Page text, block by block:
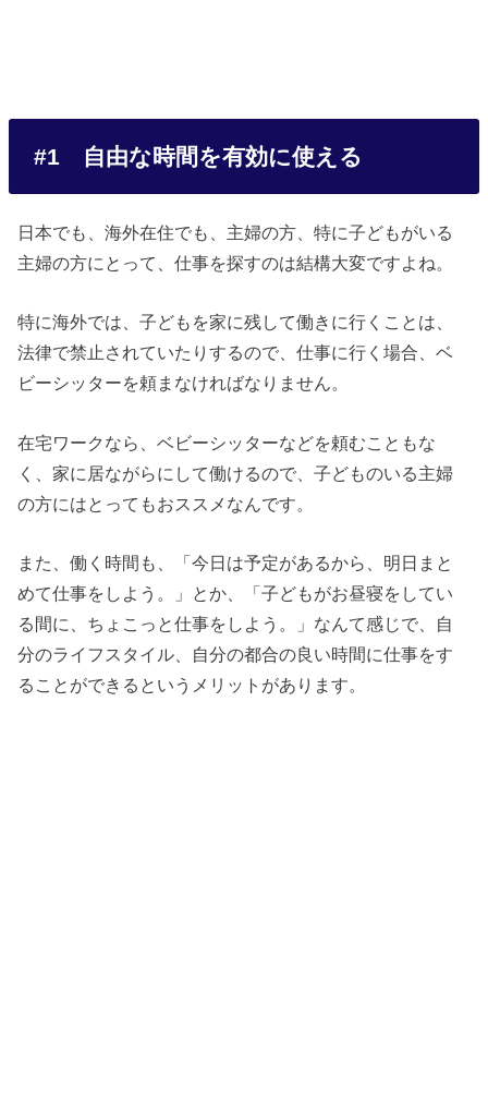
#1 自由な時間を有効に使える
日本でも、海外在住でも、主婦の方、特に子どもがいる
主婦の方にとって、仕事を探すのは結構大変ですよね。
特に海外では、子どもを家に残して働きに行くことは、
法律で禁止されていたりするので、仕事に行く場合、ベ
ビーシッターを頼まなければなりません。
在宅ワークなら、ベビーシッターなどを頼むこともな
く、家に居ながらにして働けるので、子どものいる主婦
の方にはとってもおススメなんです。
また、働く時間も、「今日は予定があるから、明日まと
めて仕事をしよう。」とか、「子どもがお昼寝をしてい
る間に、ちょこっと仕事をしよう。」なんて感じで、自
分のライフスタイル、自分の都合の良い時間に仕事をす
ることができるというメリットがあります。